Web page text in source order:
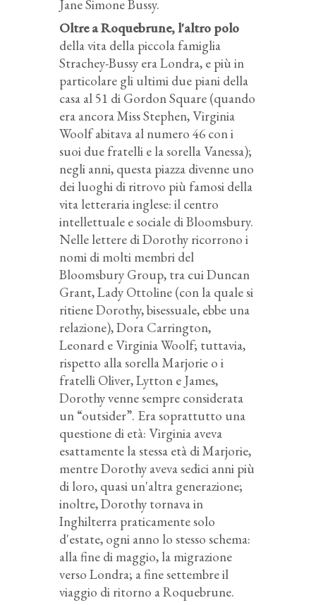
Jane Simone Bussy.
Oltre a Roquebrune, l'altro polo
della vita della piccola famiglia
Strachey-Bussy era Londra, e più in
particolare gli ultimi due piani della
casa al 51 di Gordon Square (quando
era ancora Miss Stephen, Virginia
Woolf abitava al numero 46 con i
suoi due fratelli e la sorella Vanessa);
negli anni, questa piazza divenne uno
dei luoghi di ritrovo più famosi della
vita letteraria inglese: il centro
intellettuale e sociale di Bloomsbury.
Nelle lettere di Dorothy ricorrono i
nomi di molti membri del
Bloomsbury Group, tra cui Duncan
Grant, Lady Ottoline (con la quale si
ritiene Dorothy, bisessuale, ebbe una
relazione), Dora Carrington,
Leonard e Virginia Woolf; tuttavia,
rispetto alla sorella Marjorie o i
fratelli Oliver, Lytton e James,
Dorothy venne sempre considerata
un “outsider”. Era soprattutto una
questione di età: Virginia aveva
esattamente la stessa età di Marjorie,
mentre Dorothy aveva sedici anni più
di loro, quasi un'altra generazione;
inoltre, Dorothy tornava in
Inghilterra praticamente solo
d'estate, ogni anno lo stesso schema:
alla fine di maggio, la migrazione
verso Londra; a fine settembre il
viaggio di ritorno a Roquebrune.